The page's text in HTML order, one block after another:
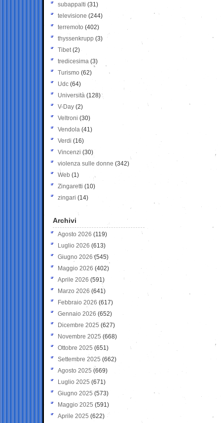
subappalti (31)
televisione(244)
terremoto (402)
thyssenkrupp (3)
Tibet(2)
tredicesima (3)
Turismo (62)
Udc (64)
Università (128)
V-Day (2)
Veltroni (30)
Vendola (41)
Verdi (16)
Vincenzi (30)
violenza sulle donne (342)
Web (1)
Zingaretti (10)
zingari (14)
Archivi
Agosto 2026 (119)
Luglio 2026 (613)
Giugno 2026 (545)
Maggio 2026 (402)
Aprile 2026 (591)
Marzo 2026 (641)
Febbraio 2026 (617)
Gennaio 2026 (652)
Dicembre 2025 (627)
Novembre 2025 (668)
Ottobre 2025 (651)
Settembre 2025 (662)
Agosto 2025 (669)
Luglio 2025 (671)
Giugno 2025 (573)
Maggio 2025 (591)
Aprile 2025 (622)